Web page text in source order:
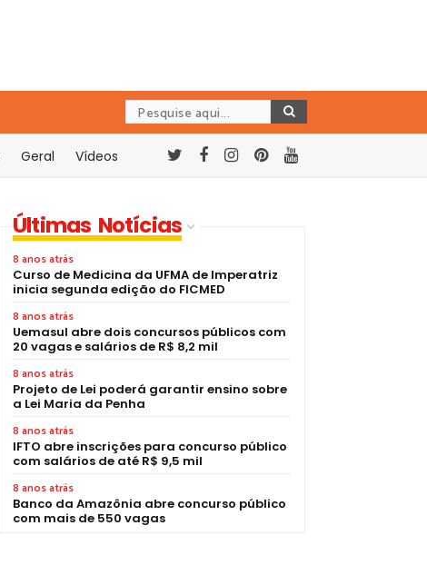
Geral Vídeos
Últimas Notícias
8 anos atrás
Curso de Medicina da UFMA de Imperatriz
inicia segunda edição do FICMED
8 anos atrás
Uemasul abre dois concursos públicos com
20 vagas e salários de R$ 8,2 mil
8 anos atrás
Projeto de Lei poderá garantir ensino sobre
a Lei Maria da Penha
8 anos atrás
IFTO abre inscrições para concurso público
com salários de até R$ 9,5 mil
8 anos atrás
Banco da Amazônia abre concurso público
com mais de 550 vagas